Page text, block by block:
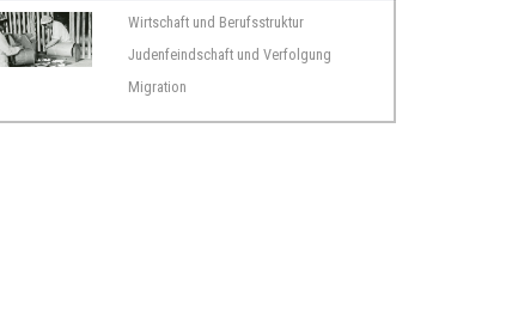
Wirtschaft und Berufsstruktur
Judenfeindschaft und Verfolgung
Migration